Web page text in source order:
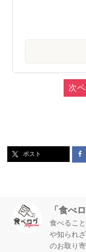
次
ポスト
「食べ
食べるこ
や知られ
のお取り